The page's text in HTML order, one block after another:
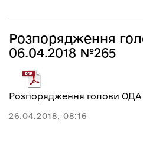
Розпорядження
06.04.2018 №265
Розпорядження голови ОДА
26.04.2018, 08:16